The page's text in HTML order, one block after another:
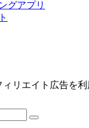
グアプリ
リエイト広告を利